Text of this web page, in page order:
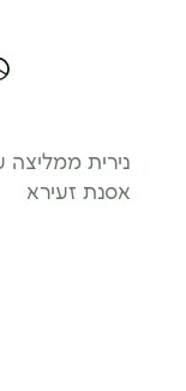
נירית ממליצה
אסנת זעירא